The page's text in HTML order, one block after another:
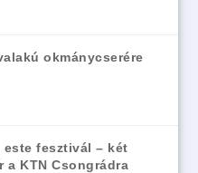
okmánycserére
este fesztivál – két
a KTN Csongrádra